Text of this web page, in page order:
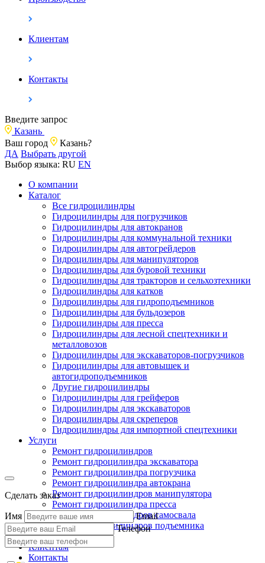
Клиентам
Контакты
Введите запрос
Казань
Ваш город
Казань?
ДА Выбрать другой
Выбор языка: RU EN
О компании
Каталог
Все гидроцилиндры
Гидроцилиндры для погрузчиков
Гидроцилиндры для автокранов
Гидроцилиндры для коммунальной техники
Гидроцилиндры для автогрейдеров
Гидроцилиндры для манипуляторов
Гидроцилиндры для буровой техники
Гидроцилиндры для тракторов и сельхозтехники
Гидроцилиндры для катков
Гидроцилиндры для гидроподъемников
Гидроцилиндры для бульдозеров
Гидроцилиндры для пресса
Гидроцилиндры для лесной спецтехники и
металловозов
Гидроцилиндры для экскаваторов-погрузчиков
Гидроцилиндры для автовышек и
автогидроподъемников
Другие гидроцилиндры
Гидроцилиндры для грейферов
Гидроцилиндры для экскаваторов
Гидроцилиндры для скреперов
Гидроцилиндры для импортной спецтехники
Услуги
Ремонт гидроцилиндров
Ремонт гидроцилиндра экскаватора
Ремонт гидроцилиндра погрузчика
Ремонт гидроцилиндра автокрана
Ремонт гидроцилиндров манипулятора
Ремонт гидроцилиндра пресса
Ремонт гидроцилиндров самосвала
Ремонт гидроцилиндров подъемника
Производство
Клиентам
Контакты
Сделать заказ
Имя
Email
Телефон